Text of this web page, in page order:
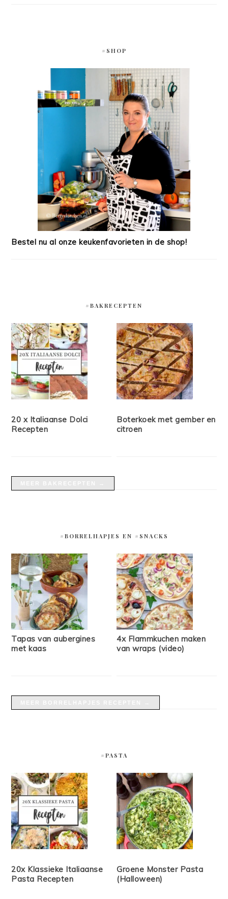
#SHOP
Bestel nu al onze keukenfavorieten in de shop!
#BAKRECEPTEN
20 x Italiaanse Dolci
Recepten
Boterkoek met gember en
citroen
#BORRELHAPJES EN #SNACKS
Tapas van aubergines
met kaas
4x Flammkuchen maken
van wraps (video)
#PASTA
20x Klassieke Italiaanse
Pasta Recepten
Groene Monster Pasta
(Halloween)